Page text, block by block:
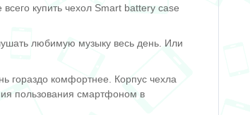
купить чехол Smart battery case
любимую музыку весь день. Или
гораздо комфортнее. Корпус чехла
пользования смартфоном в